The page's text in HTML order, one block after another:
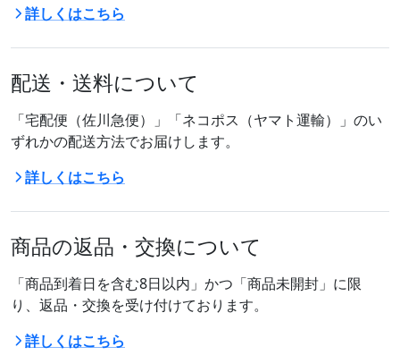
詳しくはこちら
配送・送料について
「宅配便（佐川急便）」「ネコポス（ヤマト運輸）」のい
ずれかの配送方法でお届けします。
詳しくはこちら
商品の返品・交換について
「商品到着日を含む8日以内」かつ「商品未開封」に限
り、返品・交換を受け付けております。
詳しくはこちら